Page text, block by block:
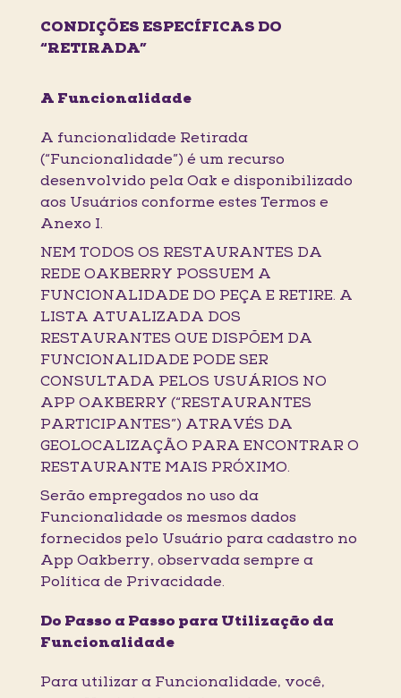
CONDIÇÕES ESPECÍFICAS DO
“RETIRADA”
A Funcionalidade
A funcionalidade Retirada
(“Funcionalidade”) é um recurso
desenvolvido pela Oak e disponibilizado
aos Usuários conforme estes Termos e
Anexo I.
NEM TODOS OS RESTAURANTES DA
REDE OAKBERRY POSSUEM A
FUNCIONALIDADE DO PEÇA E RETIRE. A
LISTA ATUALIZADA DOS
RESTAURANTES QUE DISPÕEM DA
FUNCIONALIDADE PODE SER
CONSULTADA PELOS USUÁRIOS NO
APP OAKBERRY (“RESTAURANTES
PARTICIPANTES”) ATRAVÉS DA
GEOLOCALIZAÇÃO PARA ENCONTRAR O
RESTAURANTE MAIS PRÓXIMO.
Serão empregados no uso da
Funcionalidade os mesmos dados
fornecidos pelo Usuário para cadastro no
App Oakberry, observada sempre a
Política de Privacidade.
Do Passo a Passo para Utilização da
Funcionalidade
Para utilizar a Funcionalidade, você,